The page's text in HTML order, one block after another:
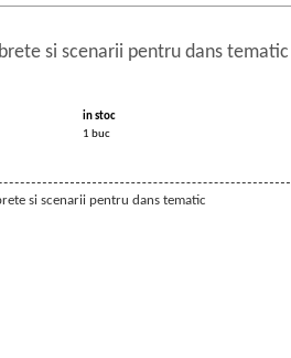
si scenarii pentru dans tematic
in stoc
1 buc
si scenarii pentru dans tematic